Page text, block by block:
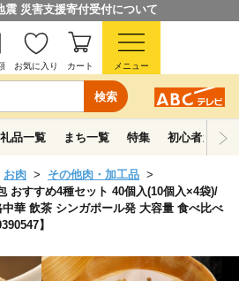
震 災害支援寄付受付について
検索
お気に入り カート メニュー
品一覧 まち一覧 特集 初心者ガイド
お肉
その他肉・加工品
おすすめ4種セット 40個入(10個入×4袋)/
華 飲茶 シンガポール発 大容量 食べ比べ
】